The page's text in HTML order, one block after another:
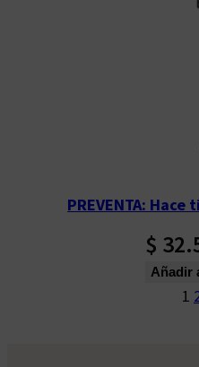
PREVENTA:
$
Añadir
1